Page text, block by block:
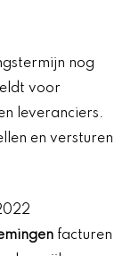
nog
voor
leveranciers.
en versturen
facturen